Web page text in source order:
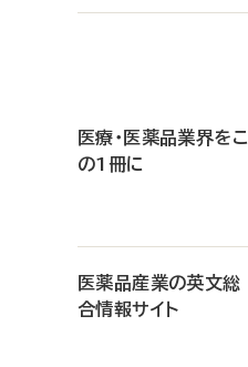
医療・医薬品業界をこ
の1冊に
医薬品産業の英文総
合情報サイト